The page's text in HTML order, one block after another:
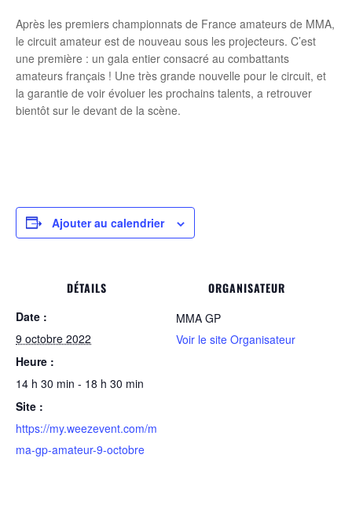
Après les premiers championnats de France amateurs de MMA,
le circuit amateur est de nouveau sous les projecteurs. C’est
une première : un gala entier consacré au combattants
amateurs français ! Une très grande nouvelle pour le circuit, et
la garantie de voir évoluer les prochains talents, a retrouver
bientôt sur le devant de la scène.
Ajouter au calendrier
DÉTAILS
Date :
9 octobre 2022
Heure :
14 h 30 min - 18 h 30 min
Site :
https://my.weezevent.com/m
ma-gp-amateur-9-octobre
ORGANISATEUR
MMA GP
Voir le site Organisateur